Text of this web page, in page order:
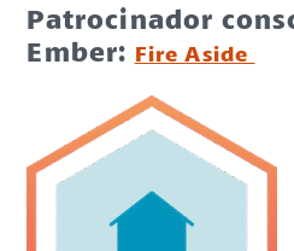
Patrocinador
Ember: Fire Aside